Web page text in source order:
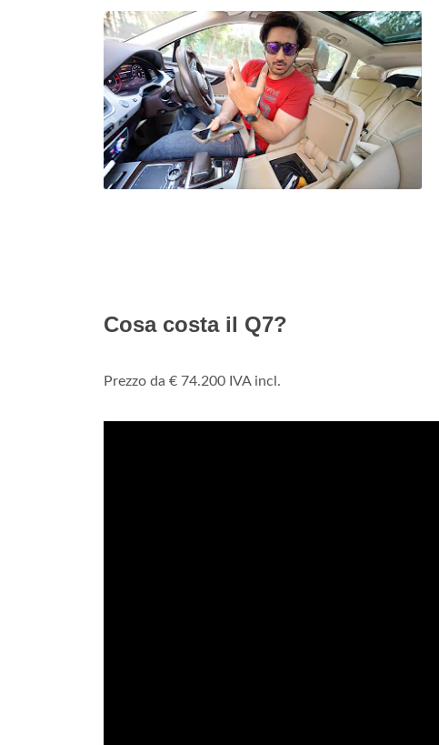
Cosa costa il Q7?
Prezzo da € 74.200 IVA incl.